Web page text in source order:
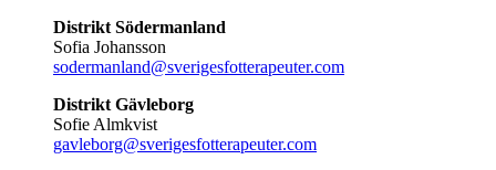
Distrikt Södermanland
Sofia Johansson
sodermanland@sverigesfotterapeuter.com
Distrikt Gävleborg
Sofie Almkvist
gavleborg@sverigesfotterapeuter.com